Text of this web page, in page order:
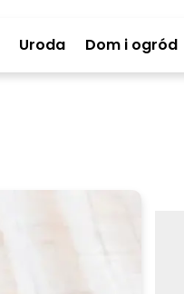
Uroda Dom i ogród